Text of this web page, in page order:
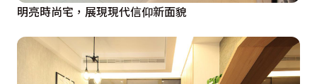
明亮時尚宅，展現現代信仰新面貌